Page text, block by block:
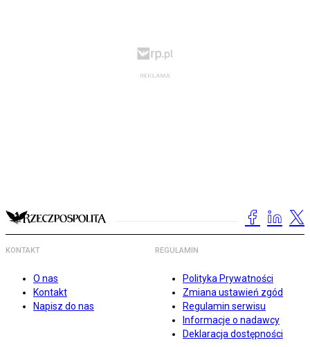
KONTAKT
O nas
Kontakt
Napisz do nas
REGULAMIN
Polityka Prywatności
Zmiana ustawień zgód
Regulamin serwisu
Informacje o nadawcy
Deklaracja dostępności